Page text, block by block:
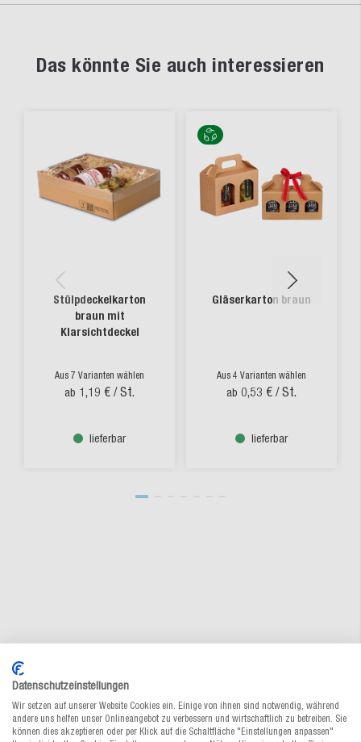
Das könnte Sie auch interessieren
Stülpdeckelkarton
braun mit
Klarsichtdeckel
Aus 7 Varianten wählen
ab 1,19 € / St.
lieferbar
Gläserkarton braun
Aus 4 Varianten wählen
ab 0,53 € / St.
lieferbar
für individuelle Verpackungen
Datenschutzeinstellungen
Wir setzen auf unserer Website Cookies ein. Einige von ihnen sind notwendig, während
andere uns helfen unser Onlineangebot zu verbessern und wirtschaftlich zu betreiben. Sie
können dies akzeptieren oder per Klick auf die Schaltfläche "Einstellungen anpassen"